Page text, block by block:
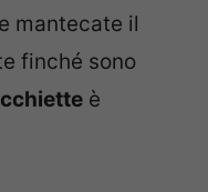
mantecate il
finché sono
è